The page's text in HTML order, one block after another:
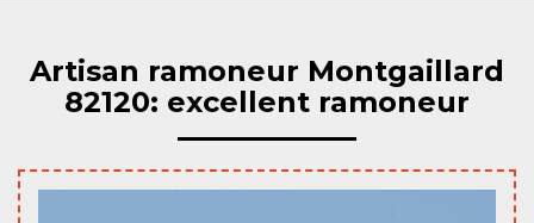
Artisan ramoneur Montgaillard
82120: excellent ramoneur